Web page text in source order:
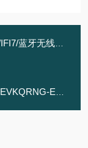
综合通信测试仪
评估测试套件